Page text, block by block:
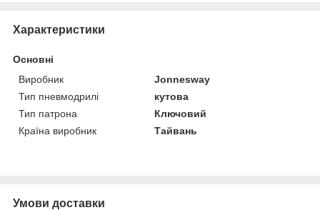
Характеристики
Основні
Виробник
Jonnesway
Тип пневмодрилі
кутова
Тип патрона
Ключовий
Країна виробник
Тайвань
Умови доставки